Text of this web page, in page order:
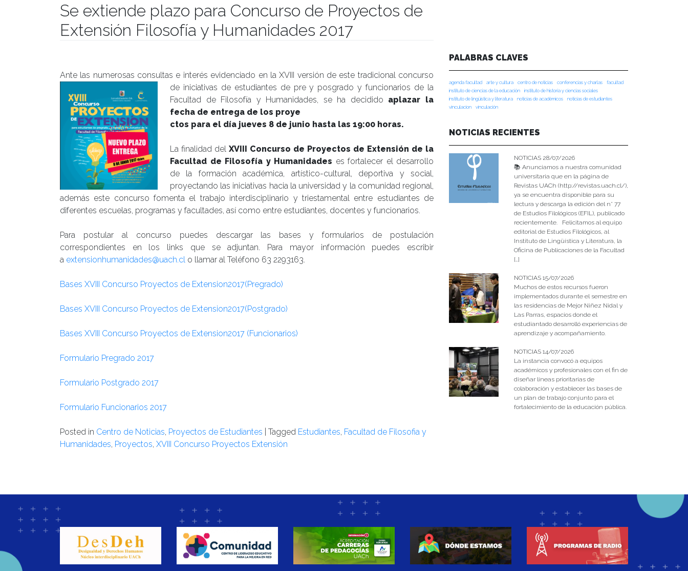
Se extiende plazo para Concurso de Proyectos de
Extensión Filosofía y Humanidades 2017
Ante las numerosas consultas e interés evidenciado en la XVIII versión de este tradicional concurso
de iniciativas de estudiantes de pre y posgrado y funcionarios de la
Facultad de Filosofía y Humanidades, se ha decidido aplazar la
fecha de entrega de los proye
ctos para el día jueves 8 de junio hasta las 19:00 horas.
La finalidad del XVIII Concurso de Proyectos de Extensión de la
Facultad de Filosofía y Humanidades es fortalecer el desarrollo
de la formación académica, artístico-cultural, deportiva y social,
proyectando las iniciativas hacia la universidad y la comunidad regional,
además este concurso fomenta el trabajo interdisciplinario y triestamental entre estudiantes de
diferentes escuelas, programas y facultades, así como entre estudiantes, docentes y funcionarios.
Para postular al concurso puedes descargar las bases y formularios de postulación
correspondientes en los links que se adjuntan. Para mayor información puedes escribir
a extensionhumanidades@uach.cl o llamar al Teléfono 63 2293163.
Bases XVIII Concurso Proyectos de Extension2017(Pregrado)
Bases XVIII Concurso Proyectos de Extension2017(Postgrado)
Bases XVIII Concurso Proyectos de Extension2017 (Funcionarios)
Formulario Pregrado 2017
Formulario Postgrado 2017
Formulario Funcionarios 2017
Posted in Centro de Noticias, Proyectos de Estudiantes Tagged Estudiantes, Facultad de Filosofia y
Humanidades, Proyectos, XVIII Concurso Proyectos Extensión
PALABRAS CLAVES
agenda facultad arte y cultura centro de noticias conferencias y charlas
facultad
instituto de ciencias de la educación
instituto de historia y ciencias sociales
instituto de lingüística y literatura
noticias de académicos
noticias de estudiantes
vinculacion
vinculación
NOTICIAS RECIENTES
NOTICIAS 28/07/2026
📚 Anunciamos a nuestra comunidad
universitaria que en la página de
Revistas UACh (http://revistas.uach.cl/),
ya se encuentra disponible para su
lectura y descarga la edición del n° 77
de Estudios Filológicos (EFIL), publicado
recientemente. Felicitamos al equipo
editorial de Estudios Filológicos, al
Instituto de Lingüística y Literatura, la
Oficina de Publicaciones de la Facultad
[…]
NOTICIAS 15/07/2026
Muchos de estos recursos fueron
implementados durante el semestre en
las residencias de Mejor Niñez Nidal y
Las Parras, espacios donde el
estudiantado desarrolló experiencias de
aprendizaje y acompañamiento.
NOTICIAS 14/07/2026
La instancia convocó a equipos
académicos y profesionales con el fin de
diseñar líneas prioritarias de
colaboración y establecer las bases de
un plan de trabajo conjunto para el
fortalecimiento de la educación pública.